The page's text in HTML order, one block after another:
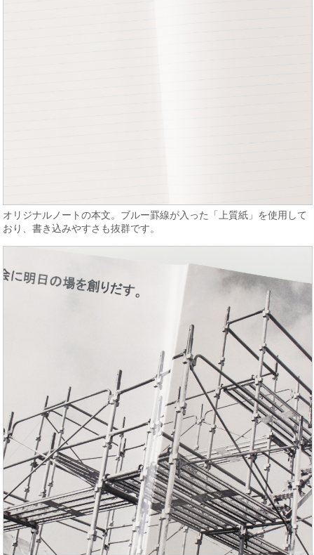
オリジナルノートの本文。ブルー罫線が入った「上質紙」を使用して
おり、書き込みやすさも抜群です。